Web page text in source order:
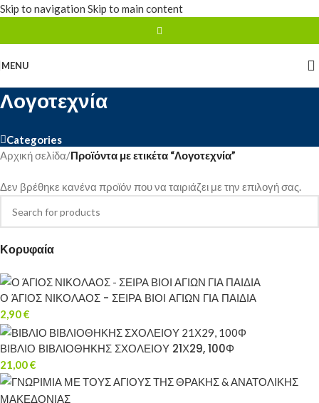
Skip to navigation Skip to main content
MENU
Λογοτεχνία
Categories
Κορυφαία
Ο ΆΓΙΟΣ ΝΙΚΟΛΑΟΣ - ΣΕΙΡΑ ΒΙΟΙ ΑΓΙΩΝ ΓΙΑ ΠΑΙΔΙΑ
2,90€
ΒΙΒΛΙΟ ΒΙΒΛΙΟΘΗΚΗΣ ΣΧΟΛΕΙΟΥ 21Χ29, 100Φ
21,00€
Αρχική σελίδα/Προϊόντα με ετικέτα “Λογοτεχνία”
Δεν βρέθηκε κανένα προϊόν που να ταιριάζει με την επιλογή σας.